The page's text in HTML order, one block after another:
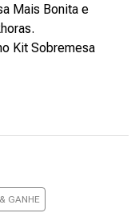
Mais Bonita e
Kit Sobremesa
GANHE